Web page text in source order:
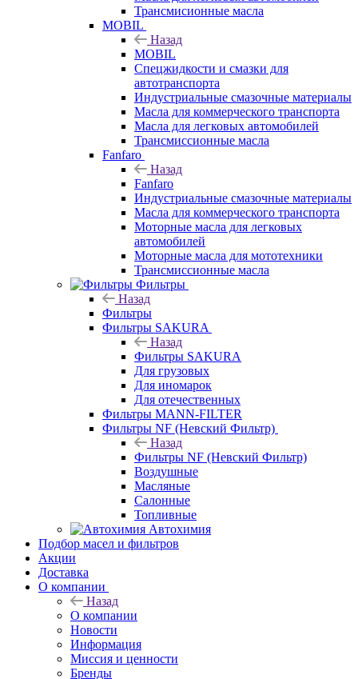
Трансмисионные масла
MOBIL
Назад
MOBIL
Cпецжидкости и смазки для
автотранспорта
Индустриальные смазочные материалы
Масла для коммерческого транспорта
Масла для легковых автомобилей
Трансмиссионные масла
Fanfaro
Назад
Fanfaro
Индустриальные смазочные материалы
Масла для коммерческого транспорта
Моторные масла для легковых
автомобилей
Моторные масла для мототехники
Трансмиссионные масла
Фильтры
Назад
Фильтры
Фильтры SAKURA
Назад
Фильтры SAKURA
Для грузовых
Для иномарок
Для отечественных
Фильтры MANN-FILTER
Фильтры NF (Невский Фильтр)
Назад
Фильтры NF (Невский Фильтр)
Воздушные
Масляные
Салонные
Топливные
Автохимия
Подбор масел и фильтров
Акции
Доставка
О компании
Назад
О компании
Новости
Информация
Миссия и ценности
Бренды